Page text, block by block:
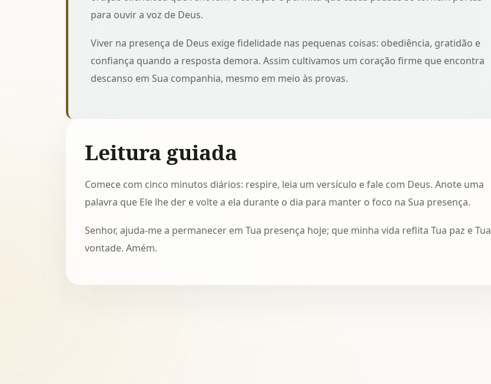
para ouvir a voz de Deus.
Viver na presença de Deus exige fidelidade nas pequenas coisas: obediência, gratidão e
confiança quando a resposta demora. Assim cultivamos um coração firme que encontra
descanso em Sua companhia, mesmo em meio às provas.
Leitura guiada
Comece com cinco minutos diários: respire, leia um versículo e fale com Deus. Anote uma
palavra que Ele lhe der e volte a ela durante o dia para manter o foco na Sua presença.
Senhor, ajuda-me a permanecer em Tua presença hoje; que minha vida reflita Tua paz e Tua
vontade. Amém.